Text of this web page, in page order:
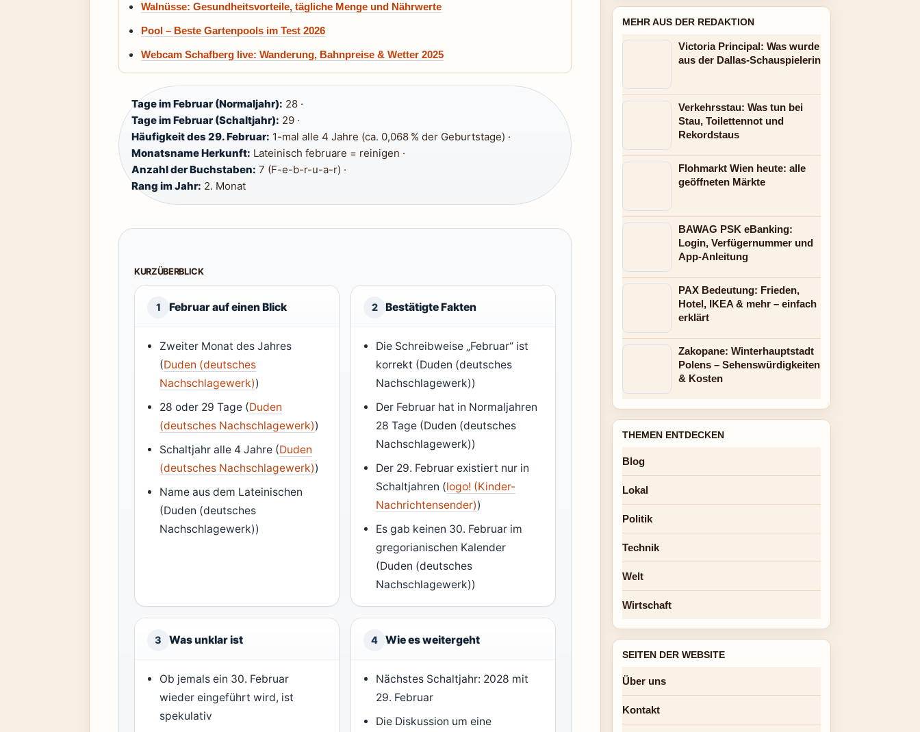
Walnüsse: Gesundheitsvorteile, tägliche Menge und Nährwerte
Pool – Beste Gartenpools im Test 2026
Webcam Schafberg live: Wanderung, Bahnpreise & Wetter 2025
Tage im Februar (Normaljahr): 28 ·
Tage im Februar (Schaltjahr): 29 ·
Häufigkeit des 29. Februar: 1-mal alle 4 Jahre (ca. 0,068 % der Geburtstage) ·
Monatsname Herkunft: Lateinisch februare = reinigen ·
Anzahl der Buchstaben: 7 (F-e-b-r-u-a-r) ·
Rang im Jahr: 2. Monat
KURZÜBERBLICK
1 Februar auf einen Blick
Zweiter Monat des Jahres
(Duden (deutsches
Nachschlagewerk))
28 oder 29 Tage (Duden
(deutsches Nachschlagewerk))
Schaltjahr alle 4 Jahre (Duden
(deutsches Nachschlagewerk))
Name aus dem Lateinischen
(Duden (deutsches
Nachschlagewerk))
2 Bestätigte Fakten
Die Schreibweise „Februar“ ist
korrekt (Duden (deutsches
Nachschlagewerk))
Der Februar hat in Normaljahren
28 Tage (Duden (deutsches
Nachschlagewerk))
Der 29. Februar existiert nur in
Schaltjahren (logo! (Kinder-
Nachrichtensender))
Es gab keinen 30. Februar im
gregorianischen Kalender
(Duden (deutsches
Nachschlagewerk))
3 Was unklar ist
Ob jemals ein 30. Februar
wieder eingeführt wird, ist
spekulativ
4 Wie es weitergeht
Nächstes Schaltjahr: 2028 mit
29. Februar
Die Diskussion um eine
MEHR AUS DER REDAKTION
Victoria Principal: Was wurde
aus der Dallas-Schauspielerin
Verkehrsstau: Was tun bei
Stau, Toilettennot und
Rekordstaus
Flohmarkt Wien heute: alle
geöffneten Märkte
BAWAG PSK eBanking:
Login, Verfügernummer und
App-Anleitung
PAX Bedeutung: Frieden,
Hotel, IKEA & mehr – einfach
erklärt
Zakopane: Winterhauptstadt
Polens – Sehenswürdigkeiten
& Kosten
THEMEN ENTDECKEN
Blog
Lokal
Politik
Technik
Welt
Wirtschaft
SEITEN DER WEBSITE
Über uns
Kontakt